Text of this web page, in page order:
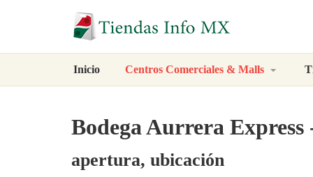
Inicio Centros Comerciales & Malls
Bodega Aurrera Express
apertura, ubicación